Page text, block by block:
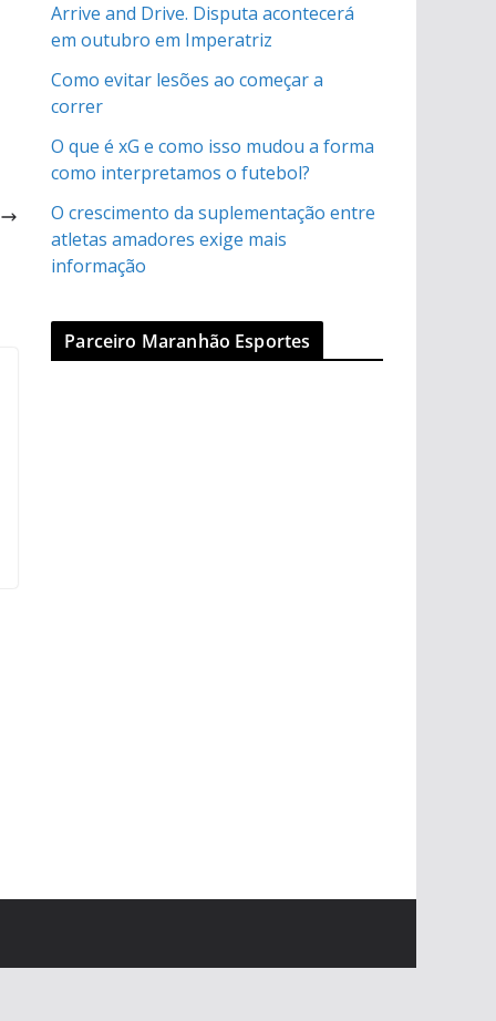
Arrive and Drive. Disputa acontecerá
em outubro em Imperatriz
Como evitar lesões ao começar a
correr
O que é xG e como isso mudou a forma
como interpretamos o futebol?
O crescimento da suplementação entre
atletas amadores exige mais
informação
Parceiro Maranhão Esportes